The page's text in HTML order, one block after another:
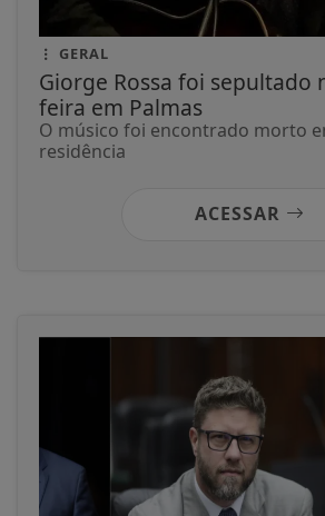
GERAL
Giorge Rossa foi sepultado
feira em Palmas
O músico foi encontrado morto
residência
ACESSAR